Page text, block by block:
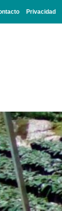
Privacidad